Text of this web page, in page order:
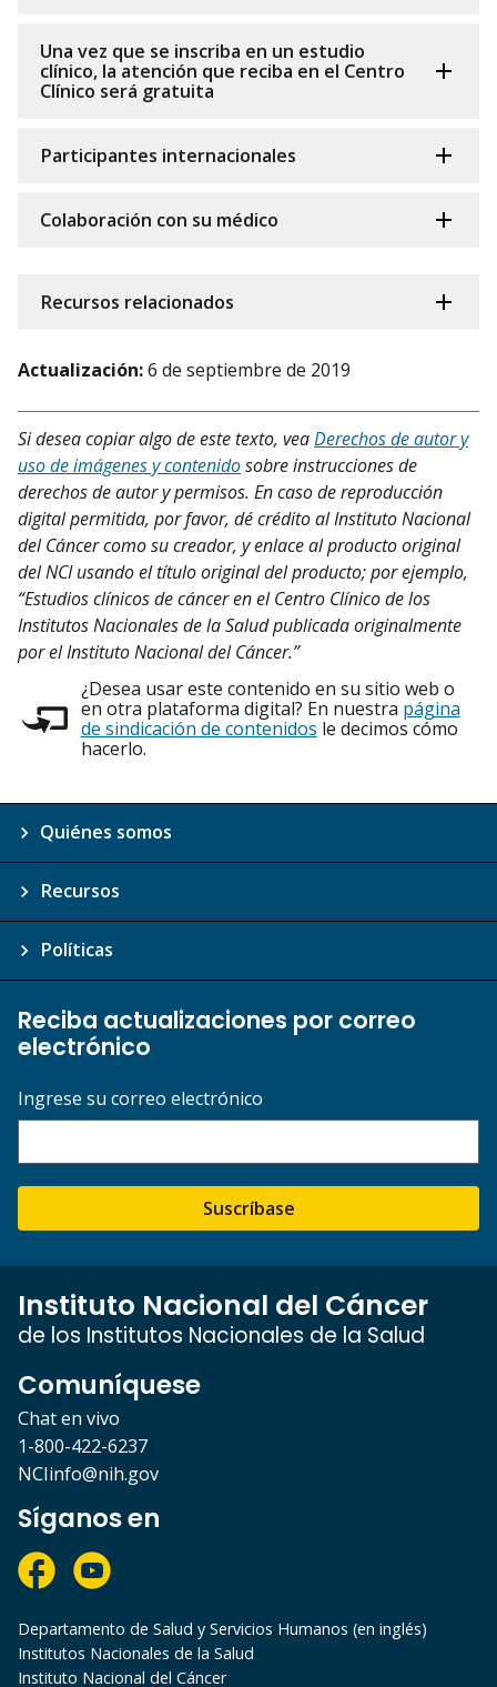
Una vez que se inscriba en un estudio
clínico, la atención que reciba en el Centro
Clínico será gratuita
Participantes internacionales
Colaboración con su médico
Recursos relacionados
Actualización:6 de septiembre de 2019
Si desea copiar algo de este texto, veaDerechos de autor y
uso de imágenes y contenidosobre instrucciones de
derechos de autor y permisos. En caso de reproducción
digital permitida, por favor, dé crédito al Instituto Nacional
del Cáncer como su creador, y enlace al producto original
del NCI usando el título original del producto; por ejemplo,
“Estudios clínicos de cáncer en el Centro Clínico de los
Institutos Nacionales de la Salud publicada originalmente
por el Instituto Nacional del Cáncer.”
¿Desea usar este contenido en su sitio web o
en otra plataforma digital? En nuestra página
de sindicación de contenidos le decimos cómo
hacerlo.
Quiénes somos
Recursos
Políticas
Reciba actualizaciones por correo
electrónico
Ingrese su correo electrónico
Suscríbase
Instituto Nacional del Cáncer
de los Institutos Nacionales de la Salud
Comuníquese
Chat en vivo
1-800-422-6237
NCIinfo@nih.gov
Síganos en
Departamento de Salud y Servicios Humanos (en inglés)
Institutos Nacionales de la Salud
Instituto Nacional del Cáncer